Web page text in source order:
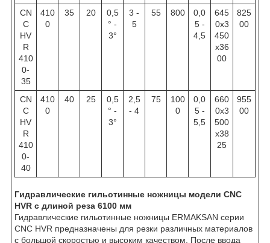
CN
C
HV
R
410
0-
35
410
0
35 20
0,5
° -
3°
3 -
5
55 800
0,0
5 -
4,5
645
0х3
450
х36
00
825
00
CN
C
HV
R
410
0-
40
410
0
40 25
0,5
° -
3°
2,5
- 4
75
100
0
0,0
5 -
5,5
660
0х3
500
х38
25
955
00
Гидравлические гильотинные ножницы модели CNC
HVR с длиной реза 6100 мм
Гидравлические гильотинные ножницы ERMAKSAN серии
CNC HVR предназначены для резки различных материалов
с большой скоростью и высоким качеством. После ввода